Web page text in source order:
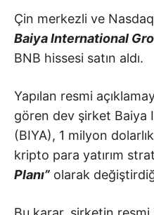
Çin merkezli ve
Baiya International
BNB hissesi satın aldı.
Yapılan resmi
gören dev şirket Baiya
(BIYA), 1 milyon dolarlık
kripto para yatırım
Planı” olarak